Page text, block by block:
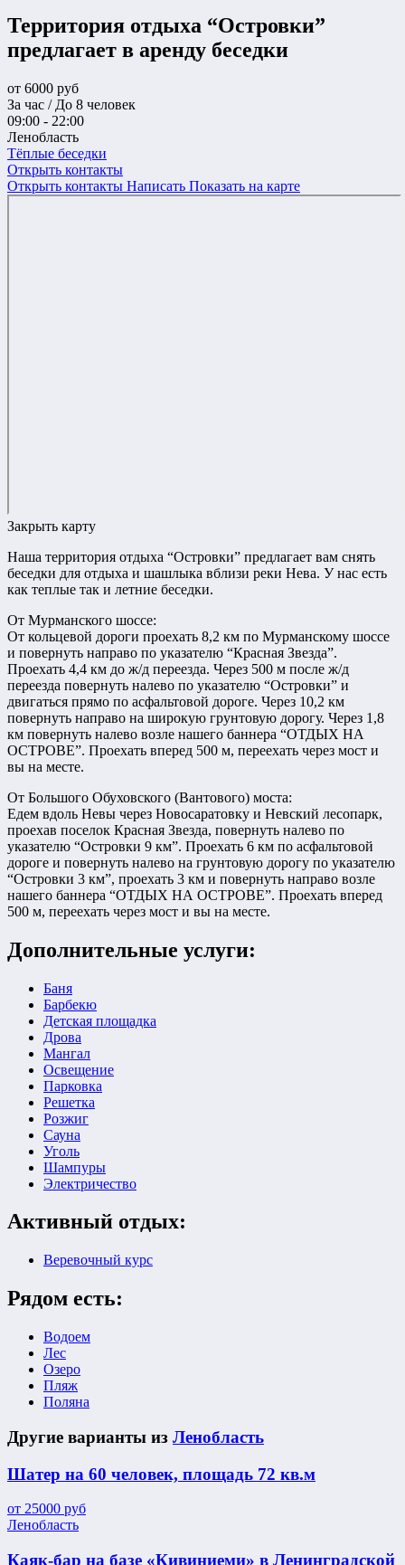
Территория отдыха “Островки”
предлагает в аренду беседки
от 6000 руб
За час / До 8 человек
09:00 - 22:00
Ленобласть
Тёплые беседки
Открыть контакты
Открыть контакты Написать Показать на карте
Закрыть карту
Наша территория отдыха “Островки” предлагает вам снять
беседки для отдыха и шашлыка вблизи реки Нева. У нас есть
как теплые так и летние беседки.
От Мурманского шоссе:
От кольцевой дороги проехать 8,2 км по Мурманскому шоссе
и повернуть направо по указателю “Красная Звезда”.
Проехать 4,4 км до ж/д переезда. Через 500 м после ж/д
переезда повернуть налево по указателю “Островки” и
двигаться прямо по асфальтовой дороге. Через 10,2 км
повернуть направо на широкую грунтовую дорогу. Через 1,8
км повернуть налево возле нашего баннера “ОТДЫХ НА
ОСТРОВЕ”. Проехать вперед 500 м, переехать через мост и
вы на месте.
От Большого Обуховского (Вантового) моста:
Едем вдоль Невы через Новосаратовку и Невский лесопарк,
проехав поселок Красная Звезда, повернуть налево по
указателю “Островки 9 км”. Проехать 6 км по асфальтовой
дороге и повернуть налево на грунтовую дорогу по указателю
“Островки 3 км”, проехать 3 км и повернуть направо возле
нашего баннера “ОТДЫХ НА ОСТРОВЕ”. Проехать вперед
500 м, переехать через мост и вы на месте.
Дополнительные услуги:
Баня
Барбекю
Детская площадка
Дрова
Мангал
Освещение
Парковка
Решетка
Розжиг
Сауна
Уголь
Шампуры
Электричество
Активный отдых:
Веревочный курс
Рядом есть:
Водоем
Лес
Озеро
Пляж
Поляна
Другие варианты из Ленобласть
Шатер на 60 человек, площадь 72 кв.м
от 25000 руб
Ленобласть
Каяк-бар на базе «Кивиниеми» в Ленинградской